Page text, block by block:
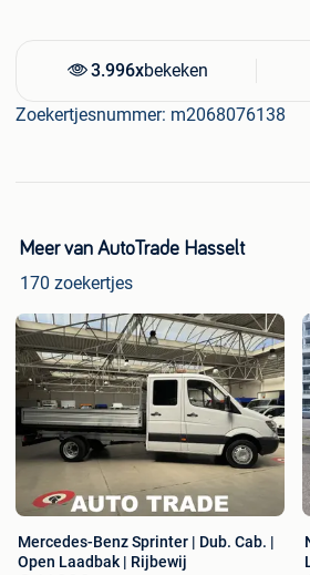
3.996xbekeken
Zoekertjesnummer: m2068076138
Meer van AutoTrade Hasselt
170 zoekertjes
Mercedes-Benz Sprinter | Dub. Cab. |
Open Laadbak | Rijbewij